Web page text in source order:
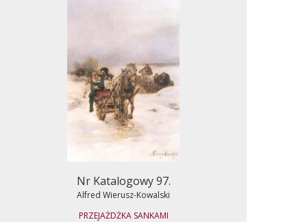
Nr Katalogowy 97.
Alfred Wierusz-Kowalski
PRZEJAŻDŻKA SANKAMI